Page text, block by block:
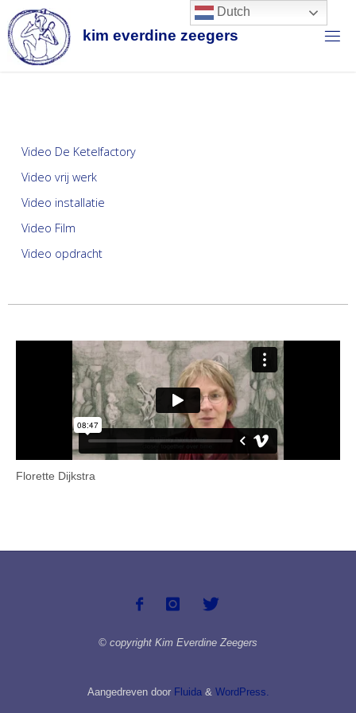
kim everd ine zeegers
Video De Ketelfactory
Video vrij werk
Video installatie
Video Film
Video opdracht
Florette Dijkstra
© copyright Kim Everdine Zeegers
Aangedreven doorFluida& WordPress.
Dutch